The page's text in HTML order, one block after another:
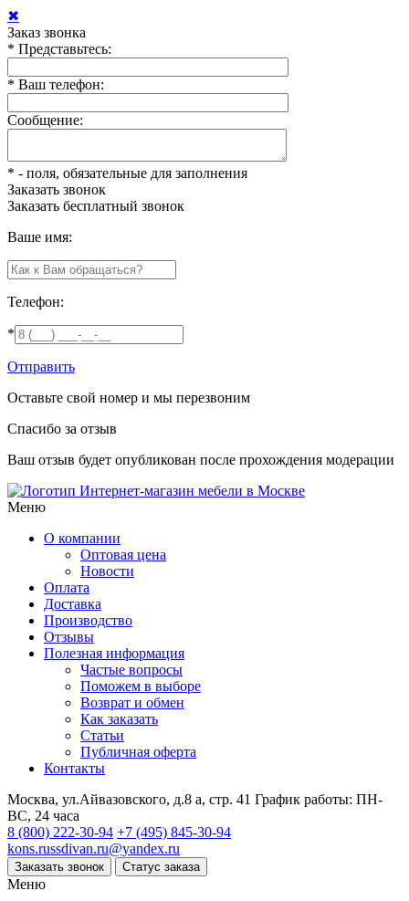
✖
Заказ звонка
* Представьтесь:
* Ваш телефон:
Сообщение:
* - поля, обязательные для заполнения
Заказать звонок
Заказать бесплатный звонок
Ваше имя:
Телефон:
*
Отправить
Оставьте свой номер и мы перезвоним
Спасибо за отзыв
Ваш отзыв будет опубликован после прохождения модерации
Интернет-магазин мебели в Москве
Меню
О компании
Оптовая цена
Новости
Оплата
Доставка
Производство
Отзывы
Полезная информация
Частые вопросы
Поможем в выборе
Возврат и обмен
Как заказать
Статьи
Публичная оферта
Контакты
Москва, ул.Айвазовского, д.8 а, стр. 41 График работы: ПН-
ВС, 24 часа
8 (800) 222-30-94 +7 (495) 845-30-94
kons.russdivan.ru@yandex.ru
Заказать звонок Статус заказа
Меню